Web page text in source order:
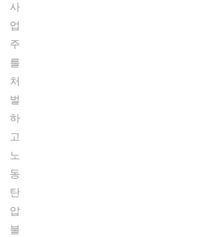
사
업
주
를
처
벌
하
고
노
동
탄
압
불